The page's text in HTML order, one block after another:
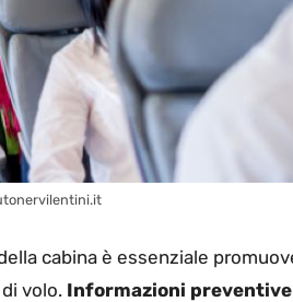
cabina è essenziale
volo. Informazioni preventive